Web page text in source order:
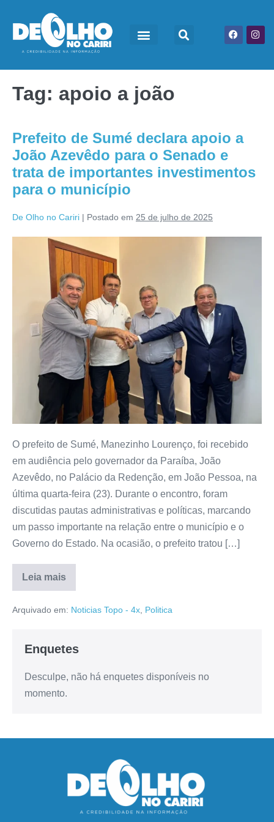
Tag: apoio a joão
Prefeito de Sumé declara apoio a
João Azevêdo para o Senado e
trata de importantes investimentos
para o município
De Olho no Cariri | Postado em 25 de julho de 2025
O prefeito de Sumé, Manezinho Lourenço, foi recebido
em audiência pelo governador da Paraíba, João
Azevêdo, no Palácio da Redenção, em João Pessoa, na
última quarta-feira (23). Durante o encontro, foram
discutidas pautas administrativas e políticas, marcando
um passo importante na relação entre o município e o
Governo do Estado. Na ocasião, o prefeito tratou […]
Leia mais
Arquivado em: Noticias Topo - 4x Politica
Enquetes
Desculpe, não há enquetes disponíveis no
momento.